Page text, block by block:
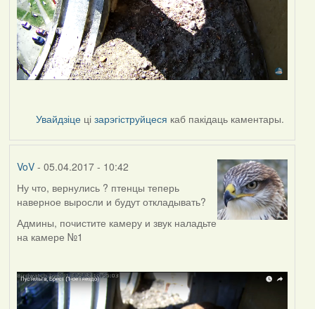
Увайдзіце цізарэгіструйцеся каб пакідаць каментары.
VoV- 05.04.2017 - 10:42
Ну что, вернулись ? птенцы теперь
наверное выросли и будут откладывать?
Админы, почистите камеру и звук наладьте
на камере №1